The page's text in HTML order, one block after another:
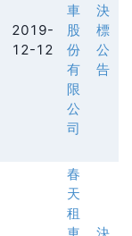
2019-
12-12
車
股
份
有
限
公
司
決
標
公
告
春
天
租